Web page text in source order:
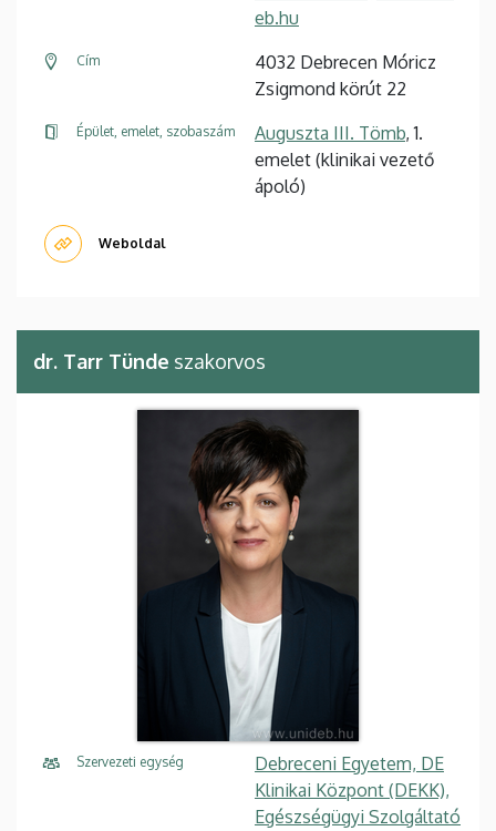
eb.hu
Cím
4032 Debrecen Móricz
Zsigmond körút 22
Épület, emelet, szobaszám Auguszta III. Tömb, 1.
emelet (klinikai vezető
ápoló)
Weboldal
dr. Tarr Tünde szakorvos
Szervezeti egység
Debreceni Egyetem, DE
Klinikai Központ (DEKK),
Egészségügyi Szolgáltató